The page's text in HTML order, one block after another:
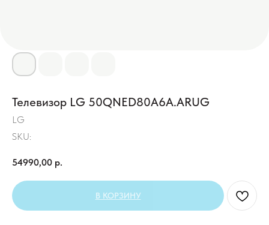
Телевизор LG 50QNED80A6A.ARUG
LG
SKU:
54990,00 р.
В КОРЗИНУ